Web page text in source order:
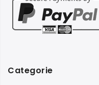
Categorie